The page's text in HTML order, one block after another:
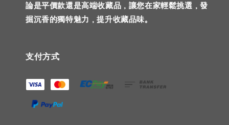
論是平價款還是高端收藏品，讓您在家輕鬆挑選，發
掘沉香的獨特魅力，提升收藏品味。
支付方式